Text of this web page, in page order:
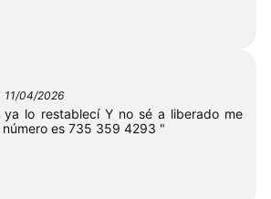
11/04/2026
lo restablecí Y no sé a liberado me
es 735 359 4293 "